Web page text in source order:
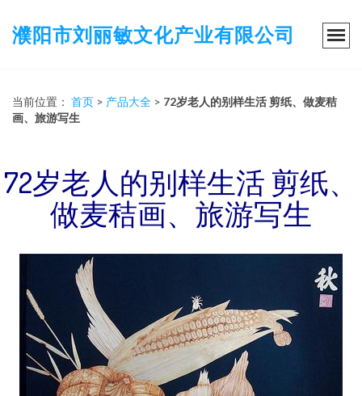
濮阳市刘丽敏文化产业有限公司
当前位置： 首页 > 产品大全 > 72岁老人的别样生活 剪纸、做麦秸
画、旅游写生
72岁老人的别样生活 剪纸、
做麦秸画、旅游写生